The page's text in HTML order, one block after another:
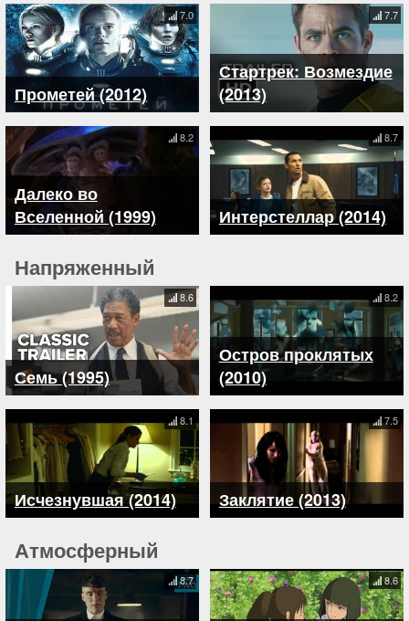
Прометей (2012)
7.0
Стартрек: Возмездие
(2013)
7.7
Далеко во
Вселенной (1999)
8.2
Интерстеллар (2014)
8.7
Напряженный
Семь (1995)
8.6
Остров проклятых
(2010)
8.2
Исчезнувшая (2014)
8.1
Заклятие (2013)
7.5
Атмосферный
8.7 8.6